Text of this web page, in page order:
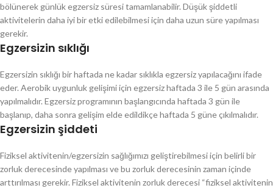
bölünerek günlük egzersiz süresi tamamlanabilir. Düşük şiddetli
aktivitelerin daha iyi bir etki edilebilmesi için daha uzun süre yapılması
gerekir.
Egzersizin sıklığı
Egzersizin sıklığı bir haftada ne kadar sıklıkla egzersiz yapılacağını ifade
eder. Aerobik uygunluk gelişimi için egzersiz haftada 3 ile 5 gün arasında
yapılmalıdır. Egzersiz programının başlangıcında haftada 3 gün ile
başlanıp, daha sonra gelişim elde edildikçe haftada 5 güne çıkılmalıdır.
Egzersizin şiddeti
Fiziksel aktivitenin/egzersizin sağlığımızı geliştirebilmesi için belirli bir
zorluk derecesinde yapılması ve bu zorluk derecesinin zaman içinde
arttırılması gerekir. Fiziksel aktivitenin zorluk derecesi “fiziksel aktivitenin